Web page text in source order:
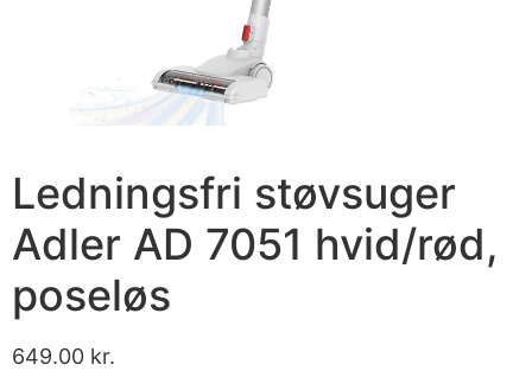
Ledningsfri støvsuger
Adler AD 7051 hvid/rød,
poseløs
649.00 kr.